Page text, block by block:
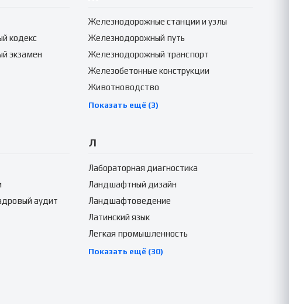
кодекс
экзамен
Железнодорожные станции и узлы
Железнодорожный путь
Железнодорожный транспорт
Железобетонные конструкции
Животноводство
Показать ещё (3)
аудит
Л
Лабораторная диагностика
Ландшафтный дизайн
Ландшафтоведение
Латинский язык
Легкая промышленность
Показать ещё (30)